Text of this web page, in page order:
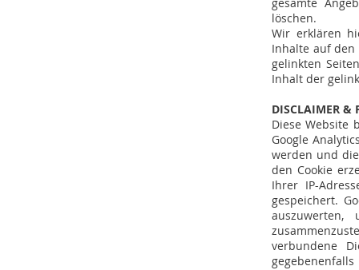
löschen.
Wir erklären
Inhalte auf
gelinkten
Inhalt der
DISCLAIMER &
Diese Website
Google
werden und
den Cookie
Ihrer IP-
gespeichert.
verbundene